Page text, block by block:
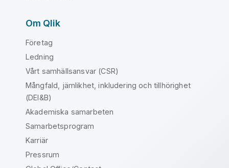
Om Qlik
Företag
Ledning
Vårt samhällsansvar (CSR)
Mångfald, jämlikhet, inkludering och tillhörighet
(DEI&B)
Akademiska samarbeten
Samarbetsprogram
Karriär
Pressrum